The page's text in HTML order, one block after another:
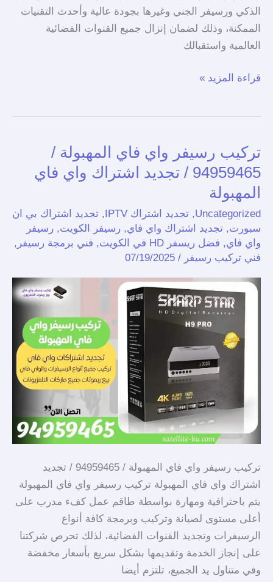
الذكي ورسيفر الجني وغيرها بجودة عالية وأحدث التقنيات
الممكنة، وذلك لضمان إنزال جميع القنوات الفضائية
العالمية واستقبالك
قراءة المزيد »
تركيب رسيفر واي فاي المهبولة /
94959465 / تجديد اشتراك واي فاي
المهبولة
Uncategorized
, تجديد اشتراك IPTV , تجديد اشتراك بي ان
سبورت, تجديد اشتراك واي فاي, رسيفر الكويت, رسيفر
واي فاي, فضل ريسفر HD في الكويت , فني برمجة رسيفر ,
فني تركيب رسيفر /
07/19/2025
تركيب رسيفر واي فاي المهبولة / 94959465 / تجديد
اشتراك واي فاي المهبولة تركيب رسيفر واي فاي المهبولة
يتم باحترافية ومهارة بواسطة طاقم عمل كفء مدرب على
أعلى مستوى لصيانة وتركيب وبرمجة كافة أنواع
الرسيفرات وتجديد القنوات الفضائية، لذلك تحرص شركتنا
على إنجاز الخدمة وتقديمها بشكل سريع بأسعار مخفضة
وفي متناول يد الجميع، تلتزم أيضا
تركيب
رسيفر
واي
فاي
المهبولة
94959465
تجديد
اشتراك